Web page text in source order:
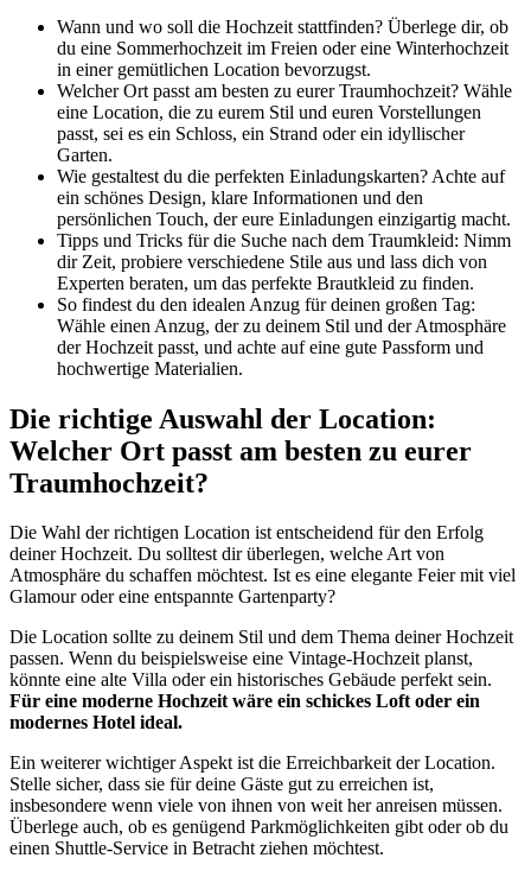
Wann und wo soll die Hochzeit stattfinden? Überlege dir, ob
du eine Sommerhochzeit im Freien oder eine Winterhochzeit
in einer gemütlichen Location bevorzugst.
Welcher Ort passt am besten zu eurer Traumhochzeit? Wähle
eine Location, die zu eurem Stil und euren Vorstellungen
passt, sei es ein Schloss, ein Strand oder ein idyllischer
Garten.
Wie gestaltest du die perfekten Einladungskarten? Achte auf
ein schönes Design, klare Informationen und den
persönlichen Touch, der eure Einladungen einzigartig macht.
Tipps und Tricks für die Suche nach dem Traumkleid: Nimm
dir Zeit, probiere verschiedene Stile aus und lass dich von
Experten beraten, um das perfekte Brautkleid zu finden.
So findest du den idealen Anzug für deinen großen Tag:
Wähle einen Anzug, der zu deinem Stil und der Atmosphäre
der Hochzeit passt, und achte auf eine gute Passform und
hochwertige Materialien.
Die richtige Auswahl der Location:
Welcher Ort passt am besten zu eurer
Traumhochzeit?
Die Wahl der richtigen Location ist entscheidend für den Erfolg
deiner Hochzeit. Du solltest dir überlegen, welche Art von
Atmosphäre du schaffen möchtest. Ist es eine elegante Feier mit viel
Glamour oder eine entspannte Gartenparty?
Die Location sollte zu deinem Stil und dem Thema deiner Hochzeit
passen. Wenn du beispielsweise eine Vintage-Hochzeit planst,
könnte eine alte Villa oder ein historisches Gebäude perfekt sein.
Für eine moderne Hochzeit wäre ein schickes Loft oder ein
modernes Hotel ideal.
Ein weiterer wichtiger Aspekt ist die Erreichbarkeit der Location.
Stelle sicher, dass sie für deine Gäste gut zu erreichen ist,
insbesondere wenn viele von ihnen von weit her anreisen müssen.
Überlege auch, ob es genügend Parkmöglichkeiten gibt oder ob du
einen Shuttle-Service in Betracht ziehen möchtest.